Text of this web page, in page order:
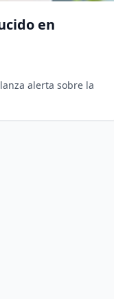
en
alerta sobre la